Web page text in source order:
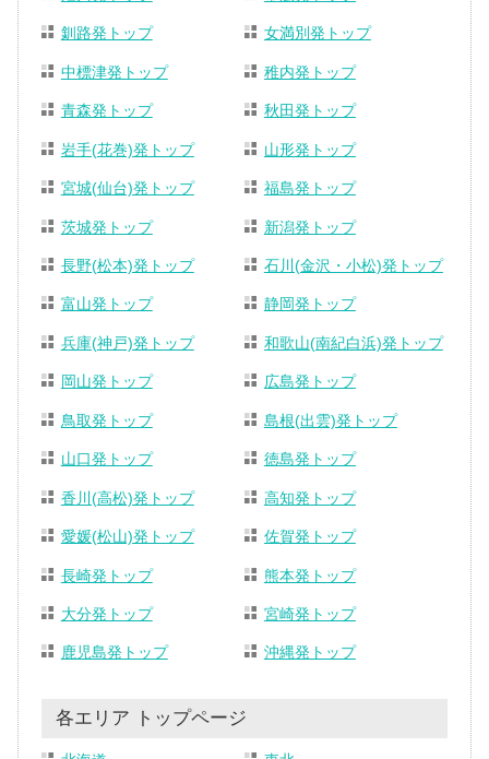
釧路発トップ 女満別発トップ
中標津発トップ 稚内発トップ
青森発トップ 秋田発トップ
岩手(花巻)発トップ 山形発トップ
宮城(仙台)発トップ 福島発トップ
茨城発トップ 新潟発トップ
長野(松本)発トップ 石川(金沢・小松)発トップ
富山発トップ 静岡発トップ
兵庫(神戸)発トップ 和歌山(南紀白浜)発トップ
岡山発トップ 広島発トップ
鳥取発トップ 島根(出雲)発トップ
山口発トップ 徳島発トップ
香川(高松)発トップ 高知発トップ
愛媛(松山)発トップ 佐賀発トップ
長崎発トップ 熊本発トップ
大分発トップ 宮崎発トップ
鹿児島発トップ 沖縄発トップ
各エリア トップページ